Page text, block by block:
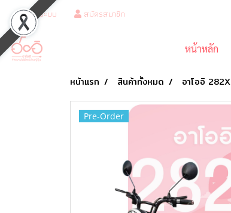
เข้าสู่ระบบ สมัครสมาชิก
หน้าหลัก
หน้าแรก สินค้าทั้งหมด อาโออิ 282X
Pre-Order